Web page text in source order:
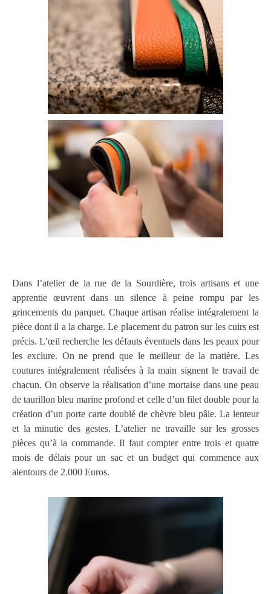
Dans l’atelier de la rue de la Sourdière, trois artisans et une
apprentie œuvrent dans un silence à peine rompu par les
grincements du parquet. Chaque artisan réalise intégralement la
pièce dont il a la charge. Le placement du patron sur les cuirs est
précis. L’œil recherche les défauts éventuels dans les peaux pour
les exclure. On ne prend que le meilleur de la matière. Les
coutures intégralement réalisées à la main signent le travail de
chacun. On observe la réalisation d’une mortaise dans une peau
de taurillon bleu marine profond et celle d’un filet double pour la
création d’un porte carte doublé de chèvre bleu pâle. La lenteur
et la minutie des gestes. L’atelier ne travaille sur les grosses
pièces qu’à la commande. Il faut compter entre trois et quatre
mois de délais pour un sac et un budget qui commence aux
alentours de 2.000 Euros.